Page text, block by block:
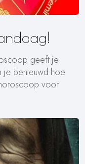
geeft je
je benieuwd hoe
voor